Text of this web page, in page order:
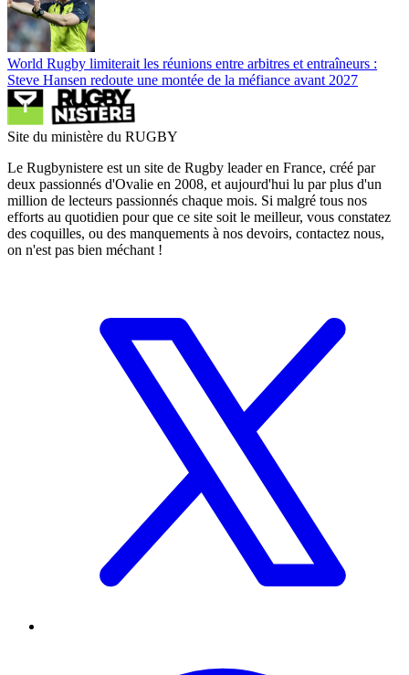
World Rugby limiterait les réunions entre arbitres et entraîneurs :
Steve Hansen redoute une montée de la méfiance avant 2027
Site du ministère du RUGBY
Le Rugbynistere est un site de Rugby leader en France, créé par
deux passionnés d'Ovalie en 2008, et aujourd'hui lu par plus d'un
million de lecteurs passionnés chaque mois. Si malgré tous nos
efforts au quotidien pour que ce site soit le meilleur, vous constatez
des coquilles, ou des manquements à nos devoirs, contactez nous,
on n'est pas bien méchant !